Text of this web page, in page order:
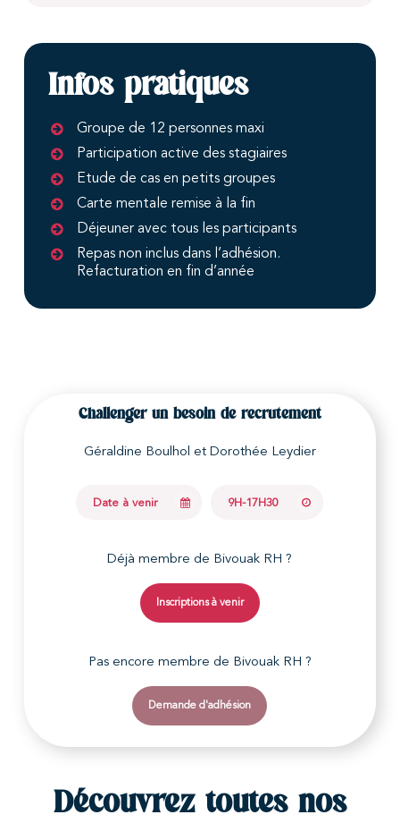
Infos pratiques
Groupe de 12 personnes maxi
Participation active des stagiaires
Etude de cas en petits groupes
Carte mentale remise à la fin
Déjeuner avec tous les participants
Repas non inclus dans l’adhésion.
Refacturation en fin d’année
Challenger un besoin de recrutement
Géraldine Boulhol et Dorothée Leydier
Date à venir 9H-17H30
Déjà membre de Bivouak RH ?
Inscriptions à venir
Pas encore membre de Bivouak RH ?
Demande d'adhésion
Découvrez toutes nos